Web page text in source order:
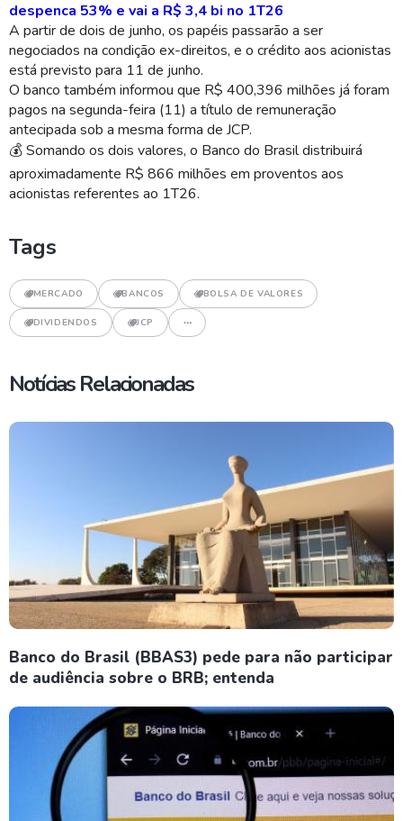
despenca 53% e vai a R$ 3,4 bi no 1T26
A partir de dois de junho, os papéis passarão a ser
negociados na condição ex-direitos, e o crédito aos acionistas
está previsto para 11 de junho.
O banco também informou que R$ 400,396 milhões já foram
pagos na segunda-feira (11) a título de remuneração
antecipada sob a mesma forma de JCP.
💰Somando os dois valores, o Banco do Brasil distribuirá
aproximadamente R$ 866 milhões em proventos aos
acionistas referentes ao 1T26.
Tags
MERCADO BANCOS BOLSA DE VALORES
DIVIDENDOS JCP
Notícias Relacionadas
Banco do Brasil (BBAS3) pede para não participar
de audiência sobre o BRB; entenda